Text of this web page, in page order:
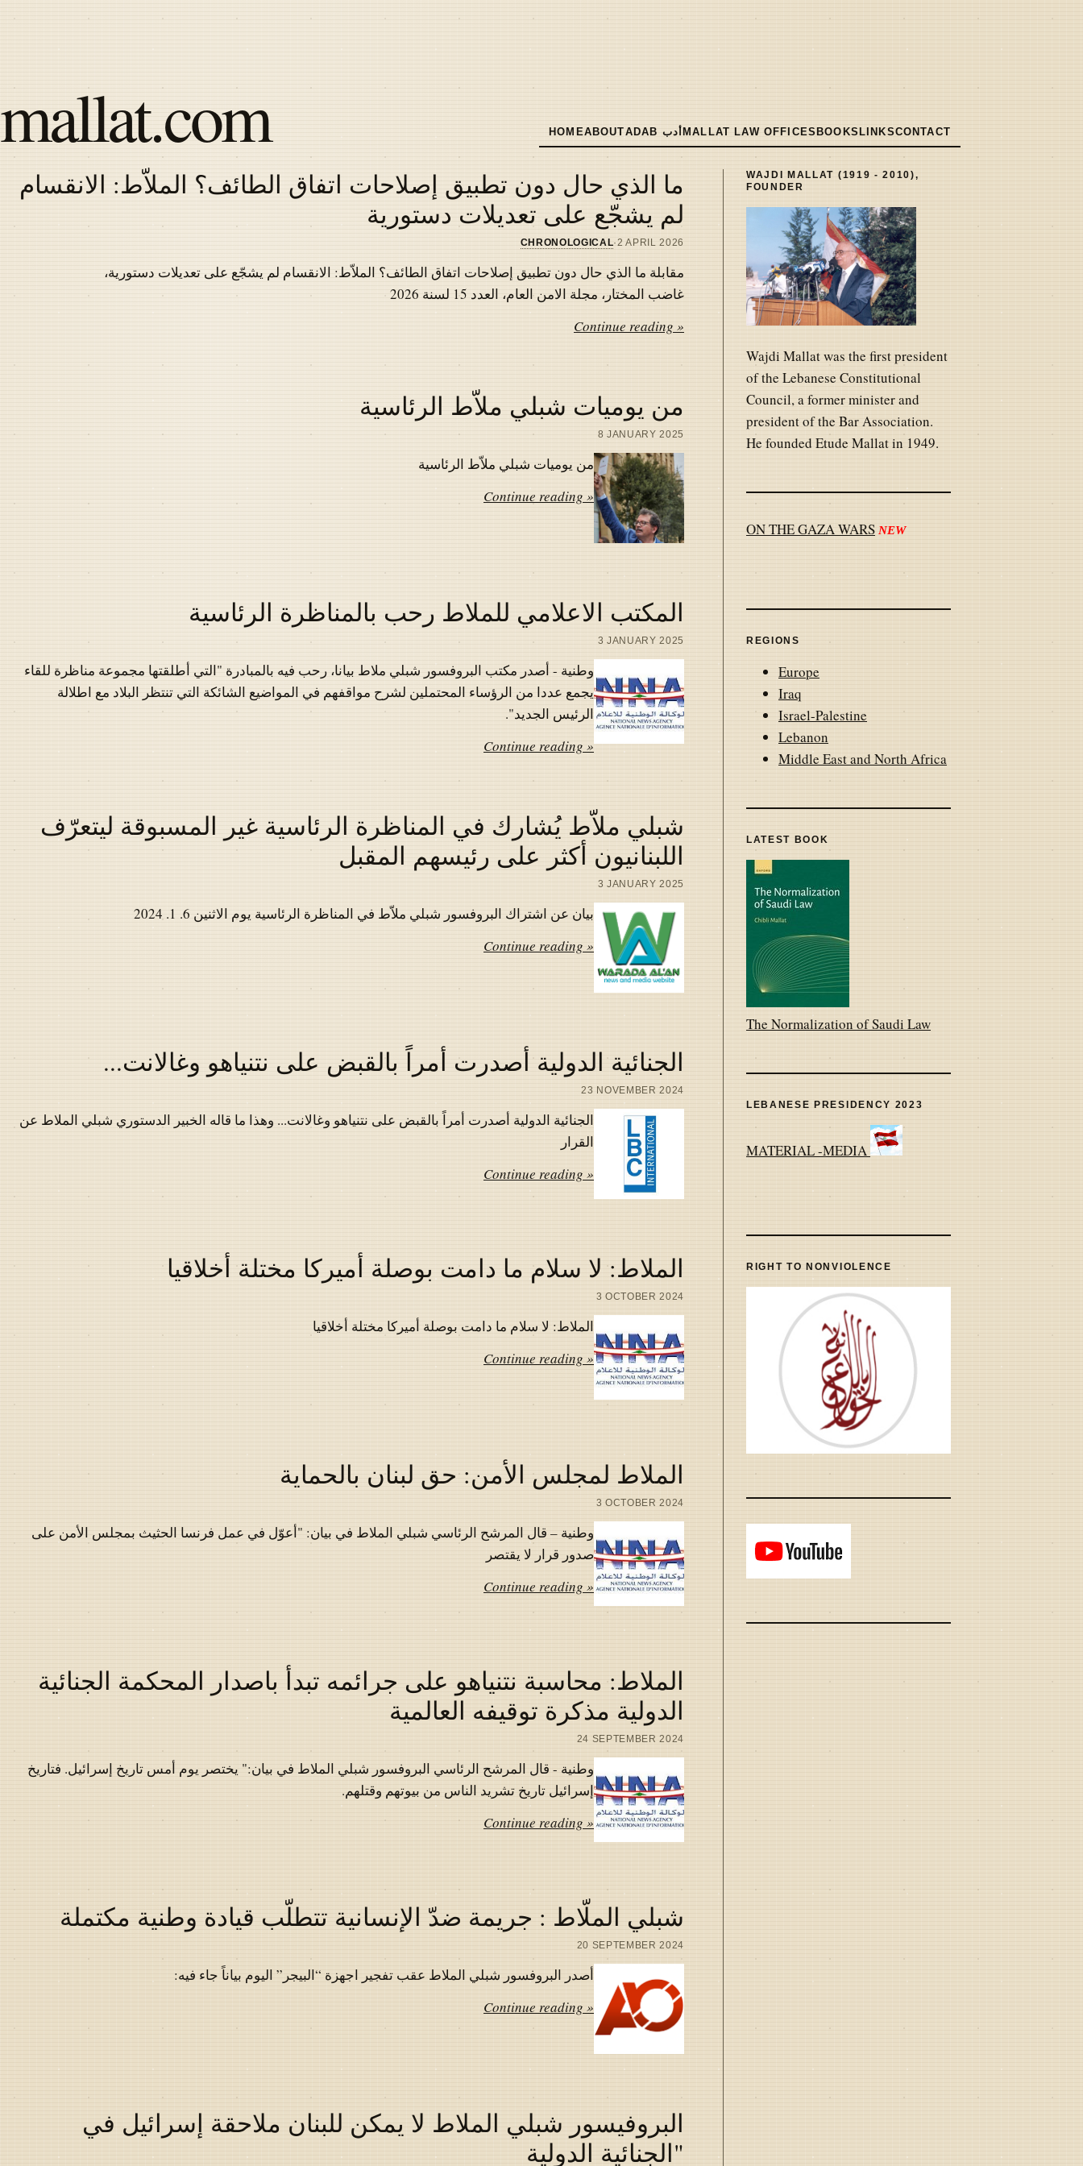
mallat.com
MAIN
HOMEABOUT ADAB أدب MALLAT LAW OFFICES BOOKS LINKSCONTACT
Latest
ما الذي حال دون تطبيق إصلاحات اتفاق الطائف؟ الملاّط: الانقسام
لم يشجّع على تعديلات دستورية
2 APRIL 2026
·
CHRONOLOGICAL
مقابلة ما الذي حال دون تطبيق إصلاحات اتفاق الطائف؟ الملاّط: الانقسام لم يشجّع على تعديلات دستورية،
غاضب المختار، مجلة الامن العام، العدد 15 لسنة 2026
Continue reading »
من يوميات شبلي ملاّط الرئاسية
8 JANUARY 2025
من يوميات شبلي ملاّط الرئاسية
Continue reading »
المكتب الاعلامي للملاط رحب بالمناظرة الرئاسية
3 JANUARY 2025
وطنية - أصدر مكتب البروفسور شبلي ملاط بيانا، رحب فيه بالمبادرة "التي أطلقتها مجموعة مناظرة للقاء
يجمع عددا من الرؤساء المحتملين لشرح مواقفهم في المواضيع الشائكة التي تنتظر البلاد مع اطلالة
الرئيس الجديد".
Continue reading »
شبلي ملاّط يُشارك في المناظرة الرئاسية غير المسبوقة ليتعرّف
اللبنانيون أكثر على رئيسهم المقبل
3 JANUARY 2025
بيان عن اشتراك البروفسور شبلي ملاّط في المناظرة الرئاسية يوم الاثنين 6. 1. 2024
Continue reading »
الجنائية الدولية أصدرت أمراً بالقبض على نتنياهو وغالانت...
23 NOVEMBER 2024
الجنائية الدولية أصدرت أمراً بالقبض على نتنياهو وغالانت... وهذا ما قاله الخبير الدستوري شبلي الملاط عن
القرار
Continue reading »
الملاط: لا سلام ما دامت بوصلة أميركا مختلة أخلاقيا
3 OCTOBER 2024
الملاط: لا سلام ما دامت بوصلة أميركا مختلة أخلاقيا
Continue reading »
الملاط لمجلس الأمن: حق لبنان بالحماية
3 OCTOBER 2024
وطنية – قال المرشح الرئاسي شبلي الملاط في بيان: "أعوّل في عمل فرنسا الحثيث بمجلس الأمن على
صدور قرار لا يقتصر
Continue reading »
الملاط: محاسبة نتنياهو على جرائمه تبدأ باصدار المحكمة الجنائية
الدولية مذكرة توقيفه العالمية
24 SEPTEMBER 2024
وطنية - قال المرشح الرئاسي البروفسور شبلي الملاط في بيان:" يختصر يوم أمس تاريخ إسرائيل. فتاريخ
إسرائيل تاريخ تشريد الناس من بيوتهم وقتلهم.
Continue reading »
شبلي الملّاط : جريمة ضدّ الإنسانية تتطلّب قيادة وطنية مكتملة
20 SEPTEMBER 2024
أصدر البروفسور شبلي الملاط عقب تفجير اجهزة “البيجر” اليوم بياناً جاء فيه:
Continue reading »
البروفيسور شبلي الملاط لا يمكن للبنان ملاحقة إسرائيل في
"الجنائية الدولية
WAJDI MALLAT (1919 - 2010),
FOUNDER
Wajdi Mallat was the first president
of the Lebanese Constitutional
Council, a former minister and
president of the Bar Association.
He founded Etude Mallat in 1949.
ON THE GAZA WARS NEW
REGIONS
Europe
Iraq
Israel-Palestine
Lebanon
Middle East and North Africa
LATEST BOOK
The Normalization of Saudi Law
LEBANESE PRESIDENCY 2023
MATERIAL -MEDIA
RIGHT TO NONVIOLENCE